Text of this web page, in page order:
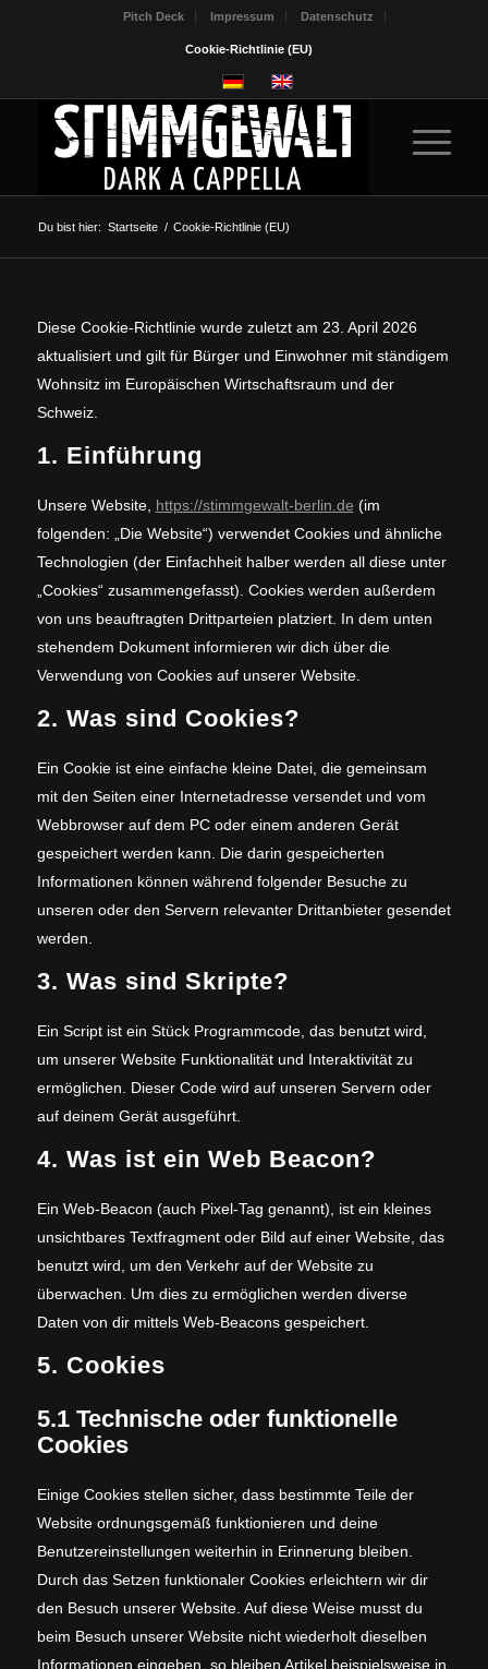
Pitch Deck Impressum Datenschutz
Cookie-Richtlinie (EU)
Du bist hier: Startseite / Cookie-Richtlinie (EU)
Diese Cookie-Richtlinie wurde zuletzt am 23. April 2026
aktualisiert und gilt für Bürger und Einwohner mit ständigem
Wohnsitz im Europäischen Wirtschaftsraum und der
Schweiz.
1. Einführung
Unsere Website, https://stimmgewalt-berlin.de (im
folgenden: „Die Website“) verwendet Cookies und ähnliche
Technologien (der Einfachheit halber werden all diese unter
„Cookies“ zusammengefasst). Cookies werden außerdem
von uns beauftragten Drittparteien platziert. In dem unten
stehendem Dokument informieren wir dich über die
Verwendung von Cookies auf unserer Website.
2. Was sind Cookies?
Ein Cookie ist eine einfache kleine Datei, die gemeinsam
mit den Seiten einer Internetadresse versendet und vom
Webbrowser auf dem PC oder einem anderen Gerät
gespeichert werden kann. Die darin gespeicherten
Informationen können während folgender Besuche zu
unseren oder den Servern relevanter Drittanbieter gesendet
werden.
3. Was sind Skripte?
Ein Script ist ein Stück Programmcode, das benutzt wird,
um unserer Website Funktionalität und Interaktivität zu
ermöglichen. Dieser Code wird auf unseren Servern oder
auf deinem Gerät ausgeführt.
4. Was ist ein Web Beacon?
Ein Web-Beacon (auch Pixel-Tag genannt), ist ein kleines
unsichtbares Textfragment oder Bild auf einer Website, das
benutzt wird, um den Verkehr auf der Website zu
überwachen. Um dies zu ermöglichen werden diverse
Daten von dir mittels Web-Beacons gespeichert.
5. Cookies
5.1 Technische oder funktionelle
Cookies
Einige Cookies stellen sicher, dass bestimmte Teile der
Website ordnungsgemäß funktionieren und deine
Benutzereinstellungen weiterhin in Erinnerung bleiben.
Durch das Setzen funktionaler Cookies erleichtern wir dir
den Besuch unserer Website. Auf diese Weise musst du
beim Besuch unserer Website nicht wiederholt dieselben
Informationen eingeben, so bleiben Artikel beispielsweise in